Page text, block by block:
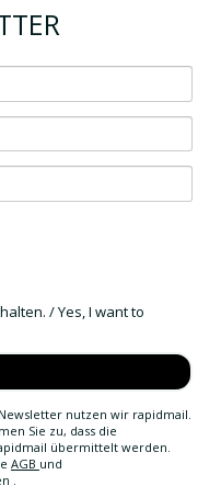
/ Yes, I want to
nutzen wir rapidmail.
Sie zu, dass die
übermittelt werden.
AGB und
.